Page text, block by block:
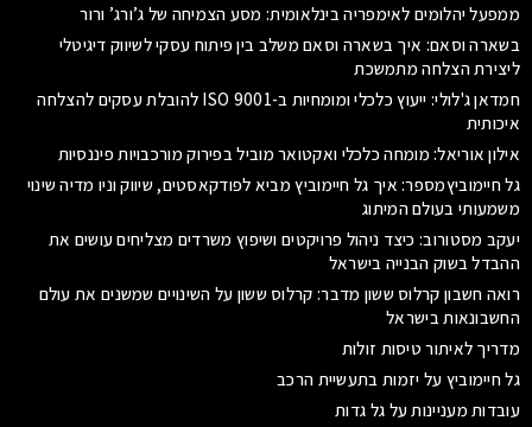
ממפעל יהלומים לאימפריה בינלאומית: מסע הצמיחה של ג’ורג’ ורור
בשארה וסאם: איך בשארה וסאם משלב בין פיתוח עסקי לשיווק דיגיטלי
ליצירת הצלחה מתמשכת
חמדאן ג'לולי: ייעוץ כלכלי ומומחיות ב-ISO 9001 להובלת עסקים להצלחה
איכותית
אילון אוריאל: מומחה כלכלי ואקטואר מוביל בפירוק מורכבויות פיננסיות
גל חיימוביץמספר: איך גל חיימוביץ מביא לפודקאסטים, שיווק וניו מדיה שינוי
משמעותי בעולם המיתוג
יעקב מסטורוב: כיצד ניהול פרויקטים ושיפוץ משרדים מצליחים עושים את
ההבדל בשוק הבנייה בישראל
רואה חשבון קרלוס ששון מדבר: קרלוס ששון על השינויים שמשנים את עולם
החשבונאות בישראל
מדריך לאיתור טיסות זולות
גל חיימוביץ על יזמות בתעשיית הרכב
עובדות מעניינות על גל גדות